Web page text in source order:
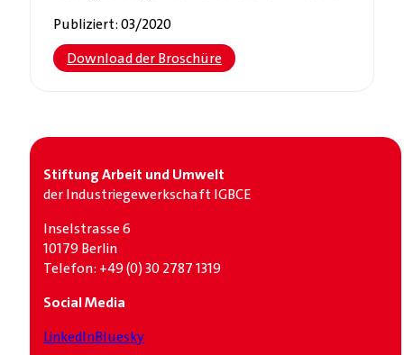
Publiziert: 03/2020
Download der Broschüre
Stiftung Arbeit und Umwelt
der Industrie­gewerkschaft IGBCE
Inselstrasse 6
10179 Berlin
Telefon: +49 (0) 30 2787 1319
Social Media
LinkedInBluesky